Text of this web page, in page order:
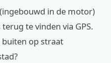
in de motor)
te vinden via GPS.
buiten op straat